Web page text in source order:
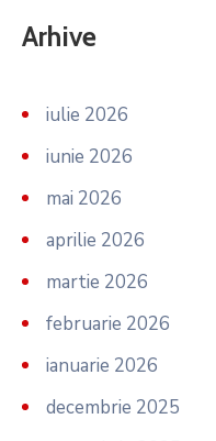
Arhive
iulie 2026
iunie 2026
mai 2026
aprilie 2026
martie 2026
februarie 2026
ianuarie 2026
decembrie 2025